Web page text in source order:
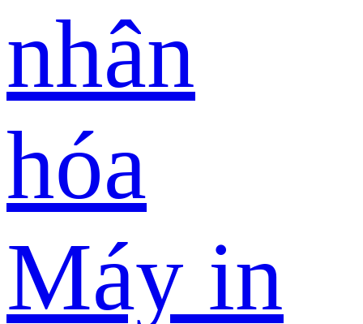
nhân
hóa
Máy in